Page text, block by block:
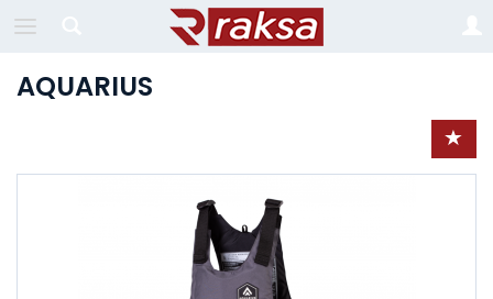
AQUARIUS